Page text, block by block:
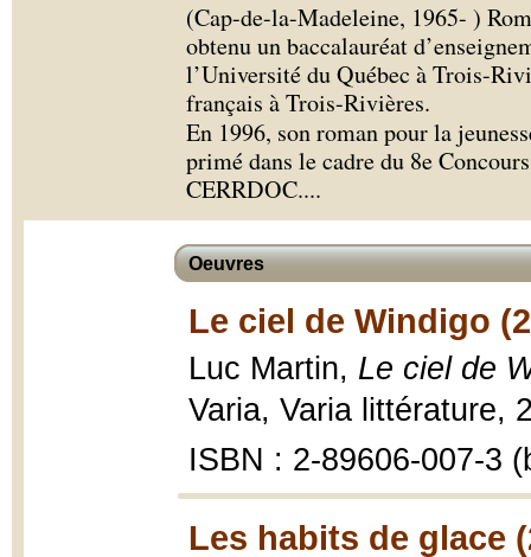
(Cap-de-la-Madeleine, 1965- )
obtenu un baccalauréat
l’Université du Québec à Trois-
français à Trois-Rivières.
En 1996, son roman pour la
primé dans le cadre du 8e
CERRDOC....
Oeuvres
Le ciel de Windigo
Luc Martin, Le ciel de
Varia, Varia littérature,
ISBN : 2-89606-007-3
Les habits de glace